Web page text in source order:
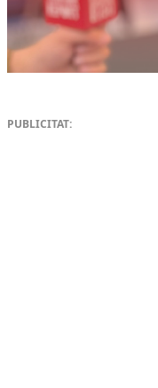
PUBLICITAT: